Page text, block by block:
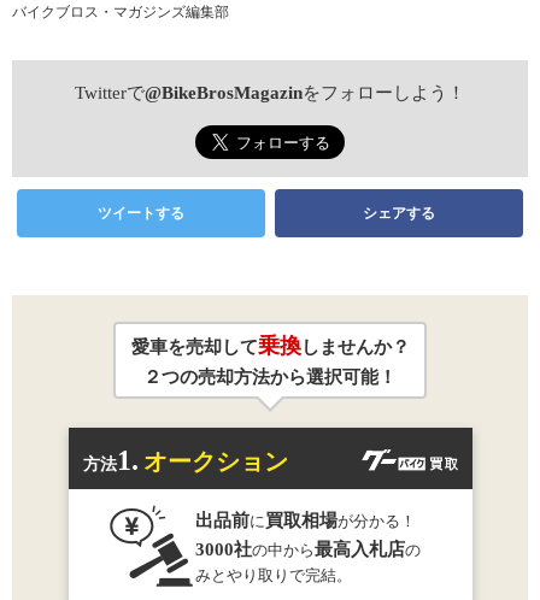
バイクブロス・マガジンズ編集部
Twitterで@BikeBrosMagazinをフォローしよう！
ツイートする シェアする
愛車を売却して乗換しませんか？
２つの売却方法から選択可能！
方法1. オークション
出品前に 買取相場が分かる！
3000社の中から最高入札店の
みとやり取りで完結。